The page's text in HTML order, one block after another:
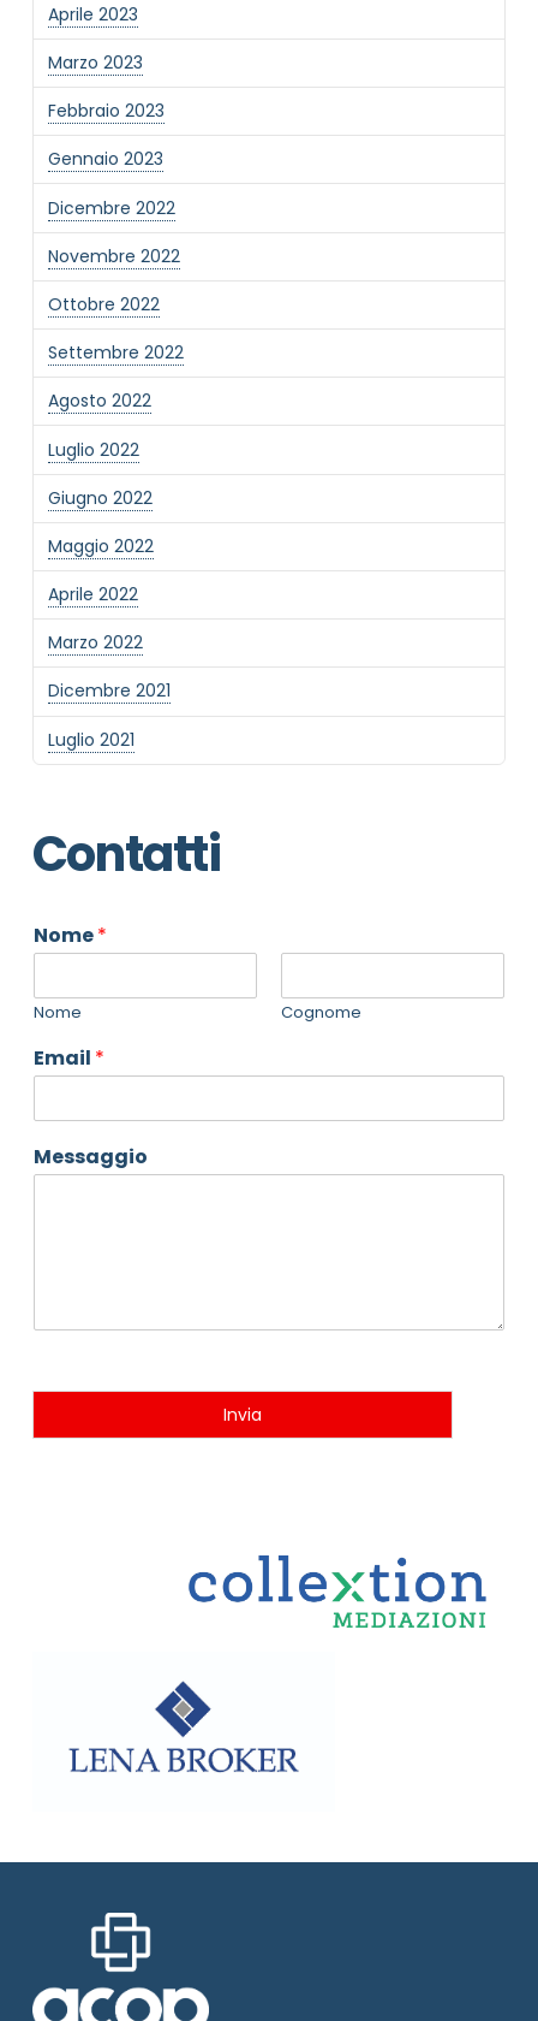
Aprile 2023
Marzo 2023
Febbraio 2023
Gennaio 2023
Dicembre 2022
Novembre 2022
Ottobre 2022
Settembre 2022
Agosto 2022
Luglio 2022
Giugno 2022
Maggio 2022
Aprile 2022
Marzo 2022
Dicembre 2021
Luglio 2021
Contatti
Nome*
Nome Cognome
Email *
Messaggio
Invia